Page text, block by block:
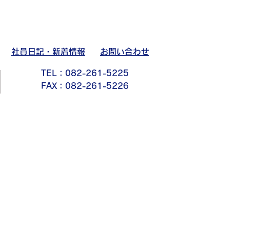
社員日記・新着情報 お問い合わせ
TEL：082-261-5225
FAX：082-261-5226